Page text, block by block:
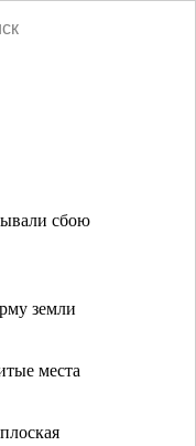
сбою
земли
места